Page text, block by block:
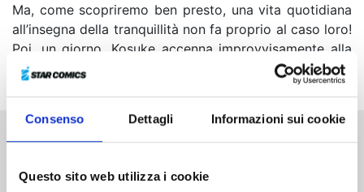
Consenso Dettagli Informazioni sui cookie
Questo sito web utilizza i cookie
Ma, come scopriremo ben presto, una vita quotidiana
all’insegna della tranquillità non fa proprio al caso loro!
Poi, un giorno, Kosuke accenna improvvisamente alla
fine del loro rapporto...!
Altri volumi della serie